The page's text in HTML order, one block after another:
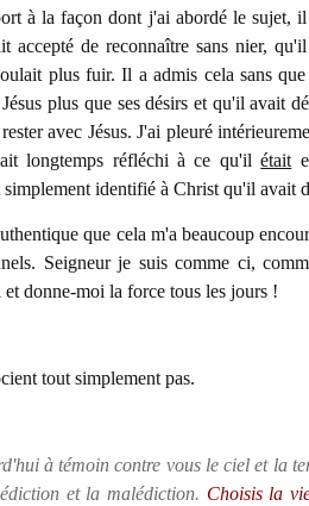
à la façon dont j'ai abordé le sujet,
accepté de reconnaître sans nier,
plus fuir. Il a admis cela sans
plus que ses désirs et qu'il avait
avec Jésus. J'ai pleuré
longtemps réfléchi à ce qu'ilétait
identifié à Christ qu'il avait
que cela m'a beaucoup
Seigneur je suis comme ci,
donne-moi la force tous les jours !
tout simplement pas.
à témoin contre vous le ciel et la
et la malédiction. Choisis la